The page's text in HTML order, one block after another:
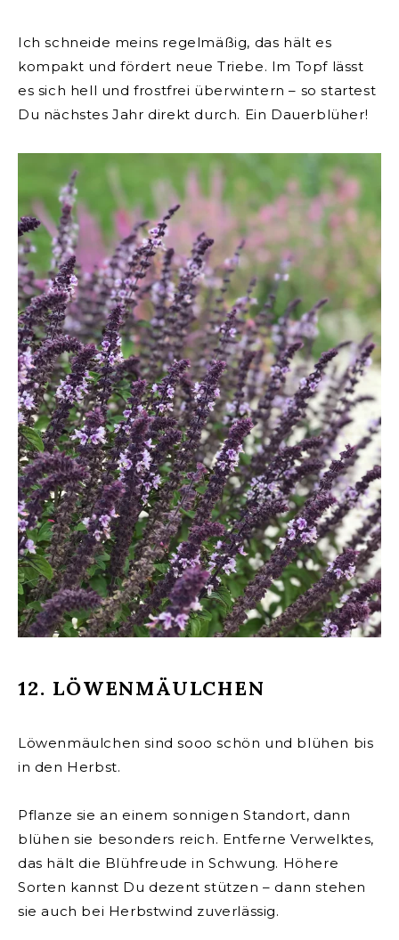
Ich schneide meins regelmäßig, das hält es
kompakt und fördert neue Triebe. Im Topf lässt
es sich hell und frostfrei überwintern – so startest
Du nächstes Jahr direkt durch. Ein Dauerblüher!
12. LÖWENMÄULCHEN
Löwenmäulchen sind sooo schön und blühen bis
in den Herbst.
Pflanze sie an einem sonnigen Standort, dann
blühen sie besonders reich. Entferne Verwelktes,
das hält die Blühfreude in Schwung. Höhere
Sorten kannst Du dezent stützen – dann stehen
sie auch bei Herbstwind zuverlässig.